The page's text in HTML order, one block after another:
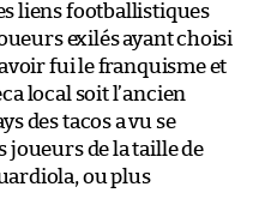
liens footballistiques
exilés ayant choisi
fui le franquisme et
local soit l’ancien
des tacos a vu se
joueurs de la taille de
ou plus